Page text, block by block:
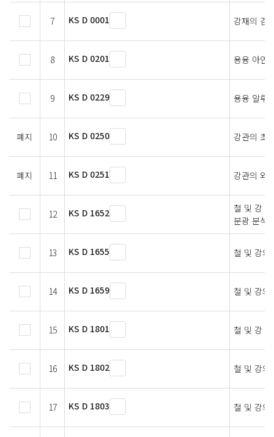
7 KS D 0001 강재의 검
8 KS D 0201 용융 아연
9 KS D 0229 용융 알루
폐지 10 KS D 0250 강관의 초
폐지 11 KS D 0251 강관의 와
12 KS D 1652
철 및 강 —
분광 분석
13 KS D 1655 철 및 강의
14 KS D 1659 철 및 강의
15 KS D 1801 철 및 강 —
16 KS D 1802 철 및 강의
17 KS D 1803 철 및 강의